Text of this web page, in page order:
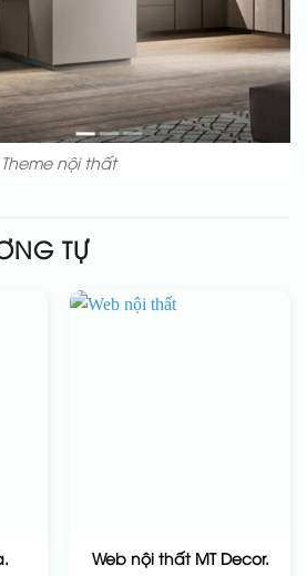
Theme nội thất
TỰ
Web nội thất MT Decor.